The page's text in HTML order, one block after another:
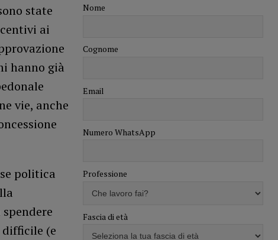
state
ai
hanno già
vie, anche
politica
difficile (e
Nome
Cognome
Email
Numero WhatsApp
Professione
Fascia di età